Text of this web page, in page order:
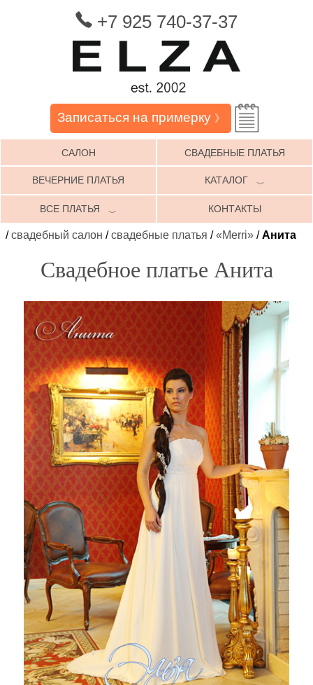
+7 925 740-37-37
Записаться на примерку 》
САЛОН СВАДЕБНЫЕ ПЛАТЬЯ
ВЕЧЕРНИЕ ПЛАТЬЯ КАТАЛОГ ﹀
ВСЕ ПЛАТЬЯ ﹀ КОНТАКТЫ
/свадебный салон /свадебные платья /«Merri» /Анита
Свадебное платье Анита